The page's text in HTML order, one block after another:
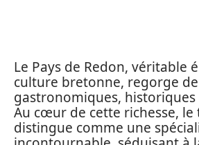
Le Pays de Redon, véritable
culture bretonne, regorge
gastronomiques,
Au cœur de cette richesse, le
distingue comme une